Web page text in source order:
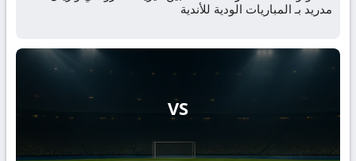
مدريد بـ المباريات الودية للأندية
VS